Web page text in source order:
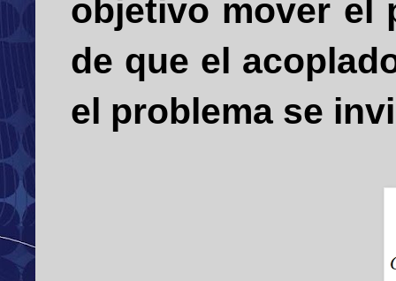
objetivo mover el
de que el
el problema se